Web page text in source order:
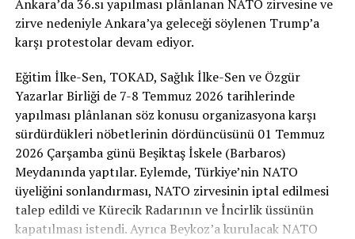
NATO ZİRVESİ İHANETTİR!
dokunur! Sizin Allah’tan başka dostlarınız yoktur.
Sonra yardım da göremezsiniz.” (Hûd Suresi, 11/113)
Bizler; adaleti, halkların özgürlüğünü ve ümmetin
onurunu savunan, yeryüzündeki sömürü düzenine itirazı
olan Müslümanlar olarak NATO’nun bir “güvenlik
kalkanı” değil, küresel kapitalist sistemin ve ABD
hegemonyasının kanlı bir askerî aygıtı olduğunu
savunuyoruz. Kurulduğu günden bu yana dünyaya barış
İmza kampanyası bildirisi ise şöyle:
Ankara’da 36.sı yapılması plânlanan NATO zirvesine ve
zirve nedeniyle Ankara’ya geleceği söylenen Trump’a
karşı protestolar devam ediyor.
Eğitim İlke-Sen, TOKAD, Sağlık İlke-Sen ve Özgür
Yazarlar Birliği de 7-8 Temmuz 2026 tarihlerinde
yapılması plânlanan söz konusu organizasyona karşı
sürdürdükleri nöbetlerinin dördüncüsünü 01 Temmuz
2026 Çarşamba günü Beşiktaş İskele (Barbaros)
Meydanında yaptılar. Eylemde, Türkiye’nin NATO
üyeliğini sonlandırması, NATO zirvesinin iptal edilmesi
talep edildi ve Kürecik Radarının ve İncirlik üssünün
kapatılması istendi. Ayrıca Beykoz’a kurulacak NATO